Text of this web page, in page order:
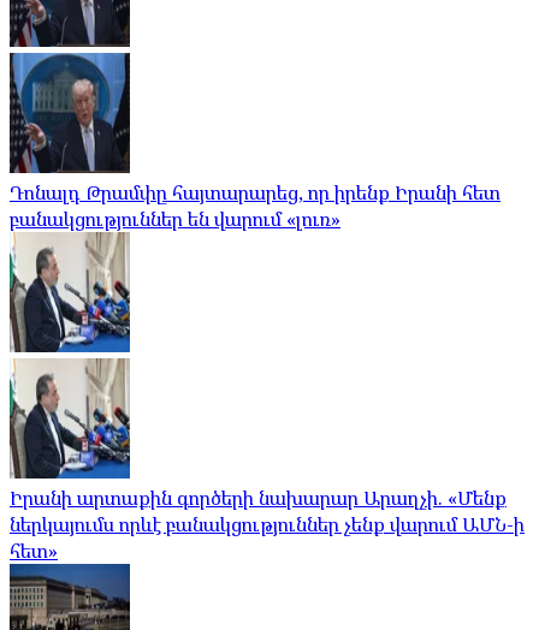
Դոնալդ Թրամփը հայտարարեց, որ իրենք Իրանի հետ
բանակցություններ են վարում «լուռ»
Իրանի արտաքին գործերի նախարար Արաղչի. «Մենք
ներկայումս որևէ բանակցություններ չենք վարում ԱՄՆ-ի
հետ»